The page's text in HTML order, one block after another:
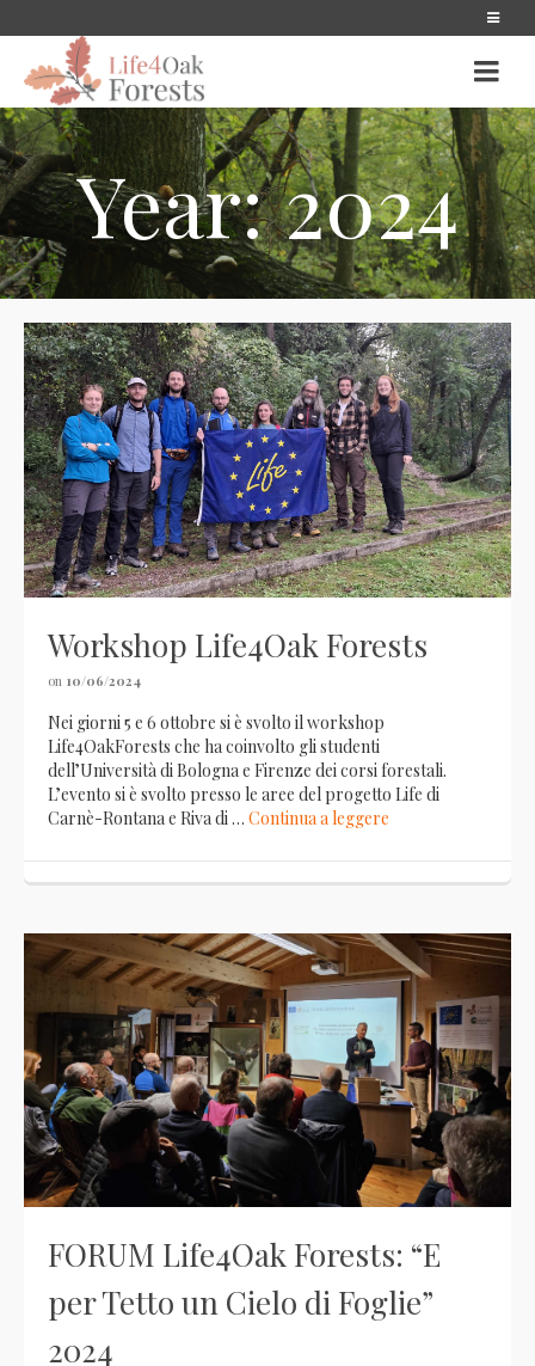
Year: 2024
Workshop Life4Oak Forests
on 10/06/2024
Nei giorni 5 e 6 ottobre si è svolto il workshop
Life4OakForests che ha coinvolto gli studenti
dell’Università di Bologna e Firenze dei corsi forestali.
L’evento si è svolto presso le aree del progetto Life di
Carnè-Rontana e Riva di … Continua a leggere
FORUM Life4Oak Forests: “E
per Tetto un Cielo di Foglie”
2024